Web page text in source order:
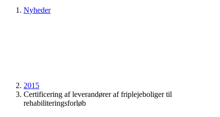
Nyheder
2015
Certificering af leverandører af friplejeboliger til
rehabiliteringsforløb